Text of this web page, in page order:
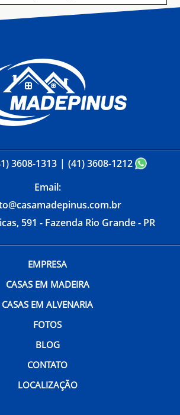
3608-1313
(41) 3608-1212
Email:
591 - Fazenda Rio Grande - PR
EMPRESA
CASAS EM MADEIRA
CASAS EM ALVENARIA
FOTOS
BLOG
CONTATO
LOCALIZAÇÃO